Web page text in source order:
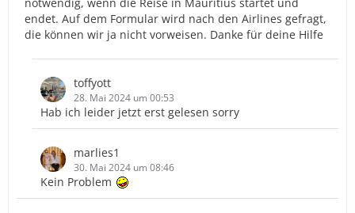
endet. Auf dem Formular wird nach den Airlines gefragt,
die können wir ja nicht vorweisen. Danke für deine Hilfe
toffyott
28. Mai 2024 um 00:53
Hab ich leider jetzt erst gelesen sorry
marlies1
30. Mai 2024 um 08:46
Kein Problem